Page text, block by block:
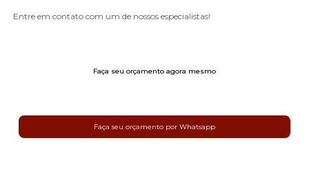
Entre em contato com um de nossos especialistas!
Faça seu orçamento agora mesmo
Faça seu orçamento por Whatsapp